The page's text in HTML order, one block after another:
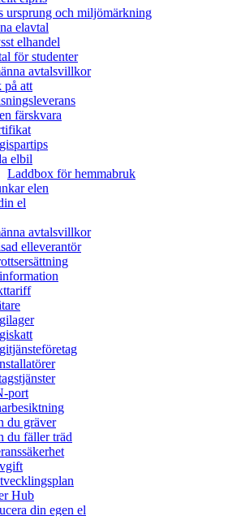
ursprung och miljömärkning
elavtal
elhandel
för studenter
avtalsvillkor
på att
färskvara
elbil
Laddbox för hemmabruk
elen
el
avtalsvillkor
elleverantör
port
du gräver
du fäller träd
Hub
din egen el